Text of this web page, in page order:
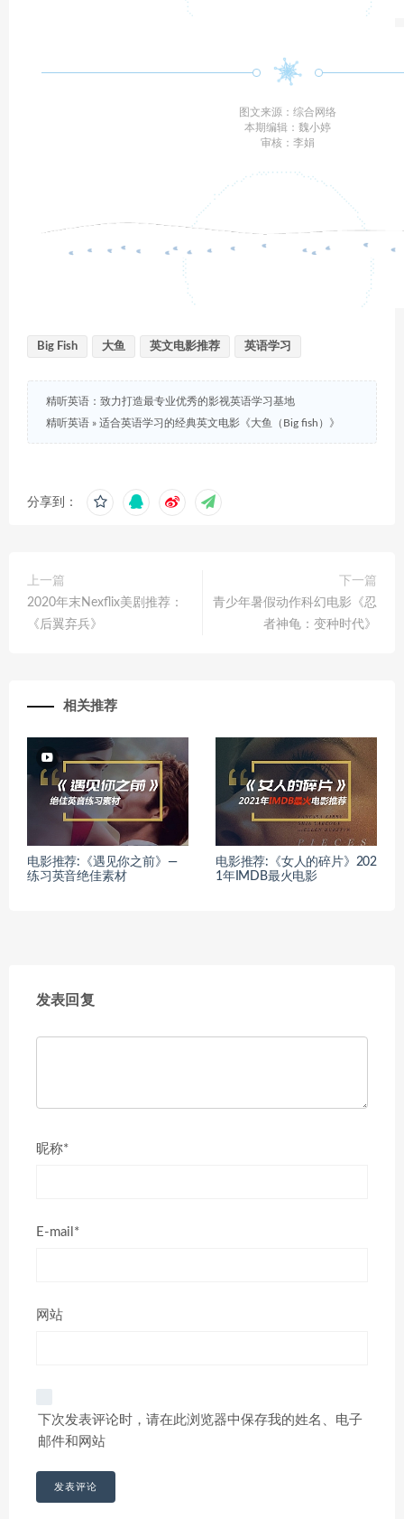
图文来源：综合网络
本期编辑：魏小婷
审核：李娟
Big Fish 大鱼 英文电影推荐 英语学习
精听英语：致力打造最专业优秀的影视英语学习基地
精听英语 » 适合英语学习的经典英文电影《大鱼（Big fish）》
分享到：
上一篇
2020年末Nexflix美剧推荐：
《后翼弃兵》
下一篇
青少年暑假动作科幻电影《忍
者神龟：变种时代》
相关推荐
电影推荐:《遇见你之前》—
练习英音绝佳素材
电影推荐:《女人的碎片》202
1年IMDB最火电影
发表回复
昵称*
E-mail*
网站
下次发表评论时，请在此浏览器中保存我的姓名、电子
邮件和网站